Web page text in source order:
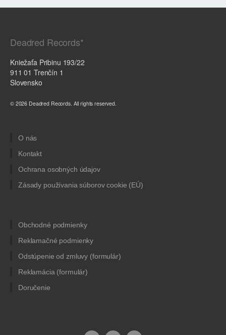
Deadred Records*
Kniežaťa Pribinu 193/22
911 01 Trenčín 1
Slovensko
© 2026 Deadred Records. All rights reserved.
O nás
Kontakt
Ochrana osobných údajov
Zásady používania súborov cookie (EÚ)
Obchodné podmienky
Reklamačné podmienky
Odstúpenie od zmluvy (formulár)
Reklamácia (formulár)
Doručenie